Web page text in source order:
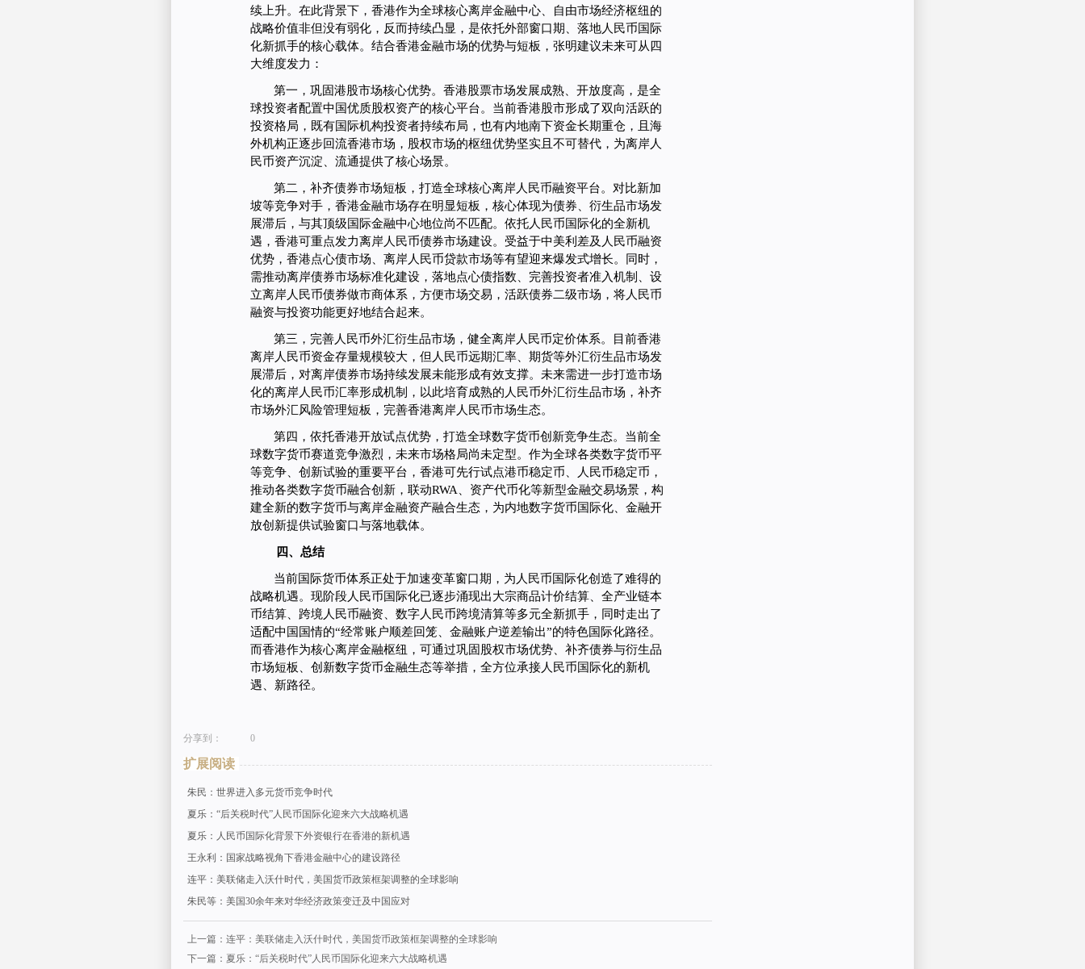
续上升。在此背景下，香港作为全球核心离岸金融中心、自由市场经济枢纽的
战略价值非但没有弱化，反而持续凸显，是依托外部窗口期、落地人民币国际
化新抓手的核心载体。结合香港金融市场的优势与短板，张明建议未来可从四
大维度发力：
第一，巩固港股市场核心优势。香港股票市场发展成熟、开放度高，是全
球投资者配置中国优质股权资产的核心平台。当前香港股市形成了双向活跃的
投资格局，既有国际机构投资者持续布局，也有内地南下资金长期重仓，且海
外机构正逐步回流香港市场，股权市场的枢纽优势坚实且不可替代，为离岸人
民币资产沉淀、流通提供了核心场景。
第二，补齐债券市场短板，打造全球核心离岸人民币融资平台。对比新加
坡等竞争对手，香港金融市场存在明显短板，核心体现为债券、衍生品市场发
展滞后，与其顶级国际金融中心地位尚不匹配。依托人民币国际化的全新机
遇，香港可重点发力离岸人民币债券市场建设。受益于中美利差及人民币融资
优势，香港点心债市场、离岸人民币贷款市场等有望迎来爆发式增长。同时，
需推动离岸债券市场标准化建设，落地点心债指数、完善投资者准入机制、设
立离岸人民币债券做市商体系，方便市场交易，活跃债券二级市场，将人民币
融资与投资功能更好地结合起来。
第三，完善人民币外汇衍生品市场，健全离岸人民币定价体系。目前香港
离岸人民币资金存量规模较大，但人民币远期汇率、期货等外汇衍生品市场发
展滞后，对离岸债券市场持续发展未能形成有效支撑。未来需进一步打造市场
化的离岸人民币汇率形成机制，以此培育成熟的人民币外汇衍生品市场，补齐
市场外汇风险管理短板，完善香港离岸人民币市场生态。
第四，依托香港开放试点优势，打造全球数字货币创新竞争生态。当前全
球数字货币赛道竞争激烈，未来市场格局尚未定型。作为全球各类数字货币平
等竞争、创新试验的重要平台，香港可先行试点港币稳定币、人民币稳定币，
推动各类数字货币融合创新，联动RWA、资产代币化等新型金融交易场景，构
建全新的数字货币与离岸金融资产融合生态，为内地数字货币国际化、金融开
放创新提供试验窗口与落地载体。
四、总结
当前国际货币体系正处于加速变革窗口期，为人民币国际化创造了难得的
战略机遇。现阶段人民币国际化已逐步涌现出大宗商品计价结算、全产业链本
币结算、跨境人民币融资、数字人民币跨境清算等多元全新抓手，同时走出了
适配中国国情的“经常账户顺差回笼、金融账户逆差输出”的特色国际化路径。
而香港作为核心离岸金融枢纽，可通过巩固股权市场优势、补齐债券与衍生品
市场短板、创新数字货币金融生态等举措，全方位承接人民币国际化的新机
遇、新路径。
分享到： 0
扩展阅读
朱民：世界进入多元货币竞争时代
夏乐：“后关税时代”人民币国际化迎来六大战略机遇
夏乐：人民币国际化背景下外资银行在香港的新机遇
王永利：国家战略视角下香港金融中心的建设路径
连平：美联储走入沃什时代，美国货币政策框架调整的全球影响
朱民等：美国30余年来对华经济政策变迁及中国应对
上一篇：连平：美联储走入沃什时代，美国货币政策框架调整的全球影响
下一篇：夏乐：“后关税时代”人民币国际化迎来六大战略机遇